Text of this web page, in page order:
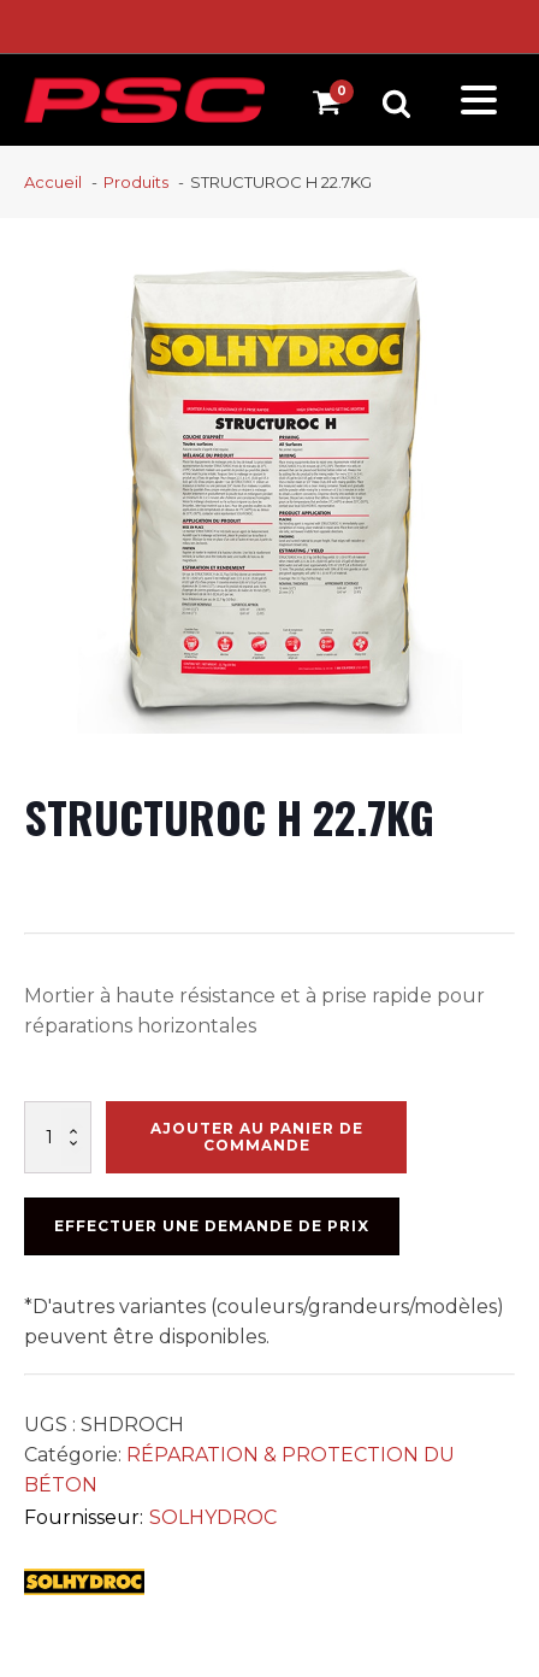
Accueil Produits STRUCTUROC H 22.7KG
STRUCTUROC H 22.7KG
Mortier à haute résistance et à prise rapide pour
réparations horizontales
STRUCTUROC
AJOUTER AU PANIER DE
COMMANDE
EFFECTUER UNE DEMANDE DE PRIX
*D'autres variantes (couleurs/grandeurs/modèles)
peuvent être disponibles.
UGS : SHDROCH
Catégorie: RÉPARATION & PROTECTION DU
BÉTON
Fournisseur: SOLHYDROC